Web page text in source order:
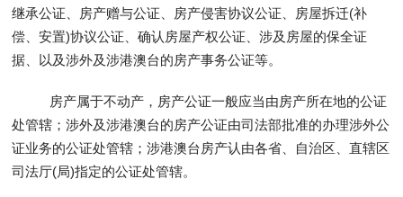
继承公证、房产赠与公证、房产侵害协议公证、房屋拆迁(补
偿、安置)协议公证、确认房屋产权公证、涉及房屋的保全证
据、以及涉外及涉港澳台的房产事务公证等。
房产属于不动产，房产公证一般应当由房产所在地的公证
处管辖；涉外及涉港澳台的房产公证由司法部批准的办理涉外公
证业务的公证处管辖；涉港澳台房产认由各省、自治区、直辖区
司法厅(局)指定的公证处管辖。